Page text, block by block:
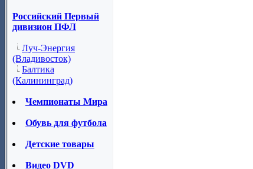
Российский Первый
дивизион ПФЛ
Луч-Энергия
(Владивосток)
Балтика
(Калининград)
Чемпионаты Мира
Обувь для футбола
Детские товары
Видео DVD